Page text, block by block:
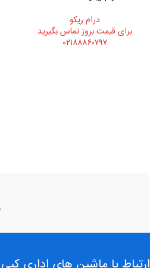
درام ريکو
برای قیمت بروز تماس بگیرید
۰۲۱۸۸۸۶۰۷۹۷